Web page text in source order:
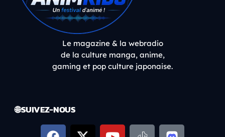
Le magazine & la webradio
de la culture manga, anime,
gaming et pop culture japonaise.
🌐 SUIVEZ-NOUS